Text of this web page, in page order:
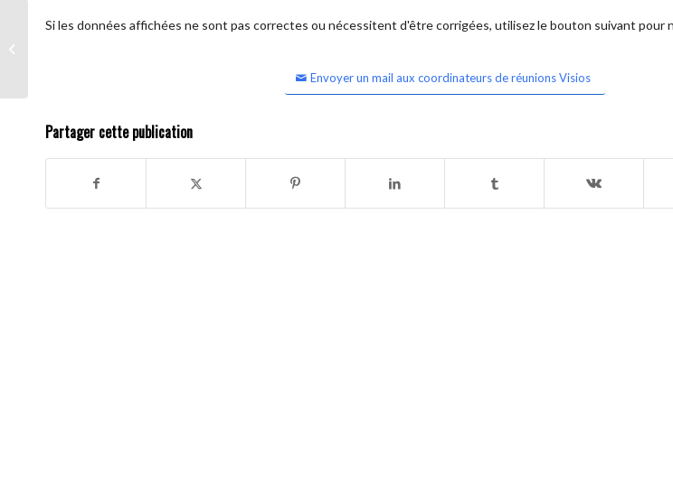
Si les données affichées ne sont pas correctes ou nécessitent d'être corrigées, utilisez le bouton suivant pour
Envoyer un mail aux coordinateurs de réunions Visios
Partager cette publication